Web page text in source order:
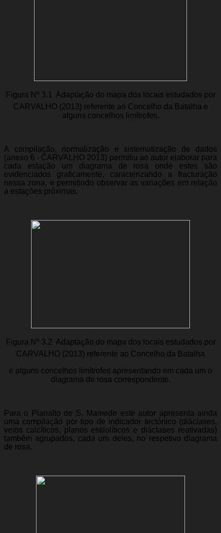
Figura Nº 3.1  Adaptação do mapa dos locais estudados por
CARVALHO (2013) referente ao Concelho da Batalha e
alguns concelhos limítrofes.
A compilação, normalização e sistematização de dados
(anexo 6 - CARVALHO 2013) permitiu ao autor elaborar para
cada estação um diagrama de rosa onde estes são
evidenciados graficamente, caracterizando a fracturação
nessa zona, e permitindo observar as variações em relação
a estações próximas.
Figura Nº 3.2  Adaptação do mapa dos locais estudados por
CARVALHO (2013) referente ao Concelho da Batalha
e alguns concelhos limítrofes apresentando em cada um o
diagrama de rosa correspondente.
Para o Planalto de S. Mamede este autor apresenta ainda
uma compilação por tipo de indicador tectónico (diáclases,
veios calcíticos, planos estilolíticos e diáclases reativadas)
também agrupados, cada um deles, no respetivo diagrama
de rosa.